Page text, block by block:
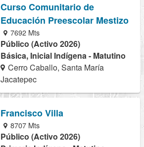
Curso Comunitario de
Educación Preescolar Mestizo
7692 Mts
Público (Activo 2026)
Básica, Inicial Indígena - Matutino
Cerro Caballo, Santa María
Jacatepec
Francisco Villa
8707 Mts
Público (Activo 2026)